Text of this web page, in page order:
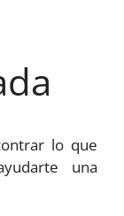
lo que
una